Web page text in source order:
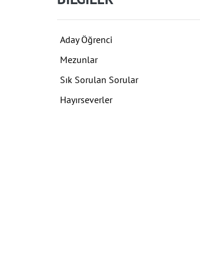
Aday Öğrenci
Mezunlar
Sık Sorulan Sorular
Hayırseverler